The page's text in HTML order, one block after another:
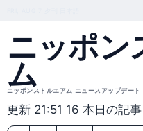
ニッポン
ム
ニッポンストルエアム ニュースアップデート
更新 21:51 16 本日の記事